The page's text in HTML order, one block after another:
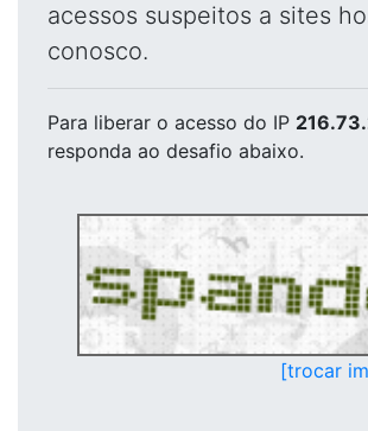
acessos suspeitos a sites
conosco.
Para liberar o acesso do IP
responda ao desafio abaixo.
[trocar